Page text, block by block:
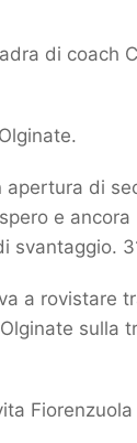
di coach
apertura di
e ancora
svantaggio.
a rovistare
sulla
Fiorenzuola